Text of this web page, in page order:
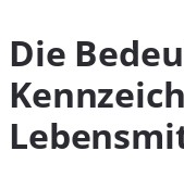
Die